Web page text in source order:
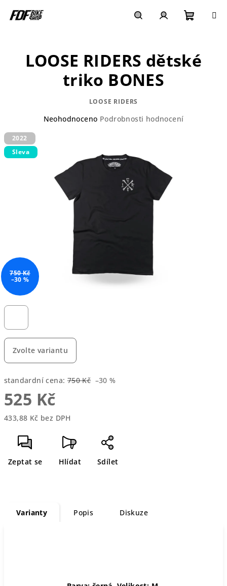
košík
Zvolte variantu
standardní cena: 750 Kč –30 %
525 Kč
433,88 Kč bez DPH
cena:
Zeptat se Hlídat Sdílet
LOOSE RIDERS dětské
triko BONES
LOOSE RIDERS
Průměrné
hvězdiček.
Neohodnoceno Podrobnosti hodnocení
2022
Sleva
750 Kč
–30 %
Varianty Popis Diskuze